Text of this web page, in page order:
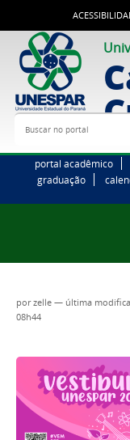
Buscar no portal
portal acadêmico
graduação
porzelle — última
08h44